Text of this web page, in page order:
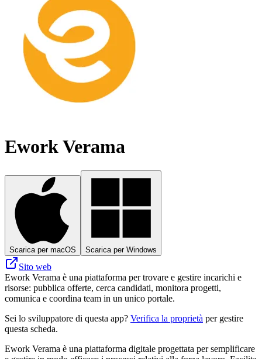
Ework Verama
Scarica per macOS Scarica per Windows
Sito web
Ework Verama è una piattaforma per trovare e gestire incarichi e
risorse: pubblica offerte, cerca candidati, monitora progetti,
comunica e coordina team in un unico portale.
Sei lo sviluppatore di questa app? Verifica la proprietà per gestire
questa scheda.
Ework Verama è una piattaforma digitale progettata per semplificare